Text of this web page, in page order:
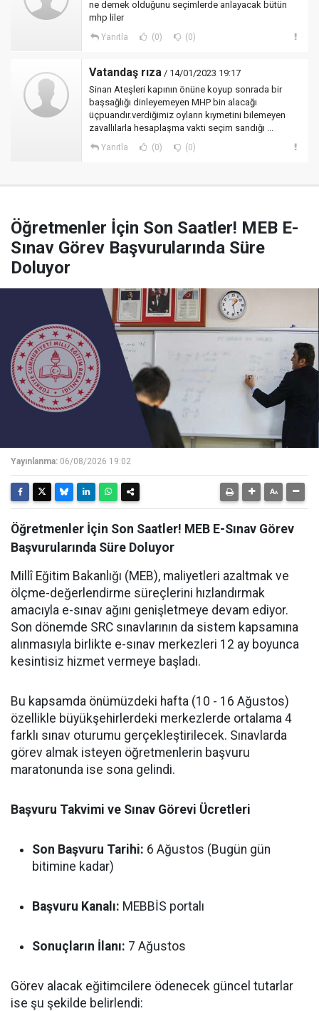
ne demek olduğunu seçimlerde anlayacak bütün
mhp liler
Yanıtla (0) (0)
Vatandaş rıza / 14/01/2023 19:17
Sinan Ateşleri kapının önüne koyup sonrada bir
başsağlığı dinleyemeyen MHP bin alacağı
üçpuandır.verdiğimiz oyların kıymetini bilemeyen
zavallılarla hesaplaşma vakti seçim sandığı ...
Yanıtla (0) (0)
Öğretmenler İçin Son Saatler! MEB E-
Sınav Görev Başvurularında Süre
Doluyor
Yayınlanma: 06/08/2026 19:02
Öğretmenler İçin Son Saatler! MEB E-Sınav Görev
Başvurularında Süre Doluyor
Millî Eğitim Bakanlığı (MEB), maliyetleri azaltmak ve
ölçme-değerlendirme süreçlerini hızlandırmak
amacıyla e-sınav ağını genişletmeye devam ediyor.
Son dönemde SRC sınavlarının da sistem kapsamına
alınmasıyla birlikte e-sınav merkezleri 12 ay boyunca
kesintisiz hizmet vermeye başladı.
Bu kapsamda önümüzdeki hafta (10 - 16 Ağustos)
özellikle büyükşehirlerdeki merkezlerde ortalama 4
farklı sınav oturumu gerçekleştirilecek. Sınavlarda
görev almak isteyen öğretmenlerin başvuru
maratonunda ise sona gelindi.
Başvuru Takvimi ve Sınav Görevi Ücretleri
Son Başvuru Tarihi: 6 Ağustos (Bugün gün
bitimine kadar)
Başvuru Kanalı: MEBBİS portalı
Sonuçların İlanı: 7 Ağustos
Görev alacak eğitimcilere ödenecek güncel tutarlar
ise şu şekilde belirlendi: